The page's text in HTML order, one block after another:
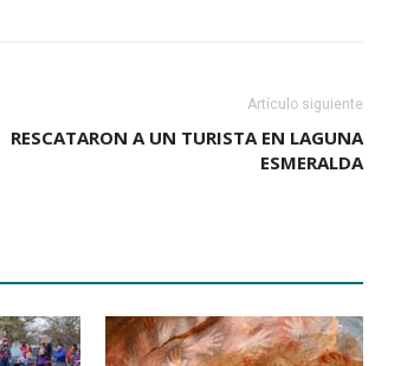
Artículo siguiente
RESCATARON A UN TURISTA EN LAGUNA
ESMERALDA